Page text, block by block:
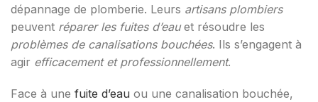
dépannage de plomberie. Leurs artisans plombiers
peuvent réparer les fuites d’eauet résoudre les
problèmes de canalisations bouchées. Ils s’engagent à
agir efficacement et professionnellement.
Face à une fuite d’eau ou une canalisation bouchée,